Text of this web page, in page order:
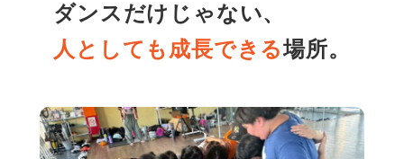
ダンスだけじゃない、
人としても成長できる場所。